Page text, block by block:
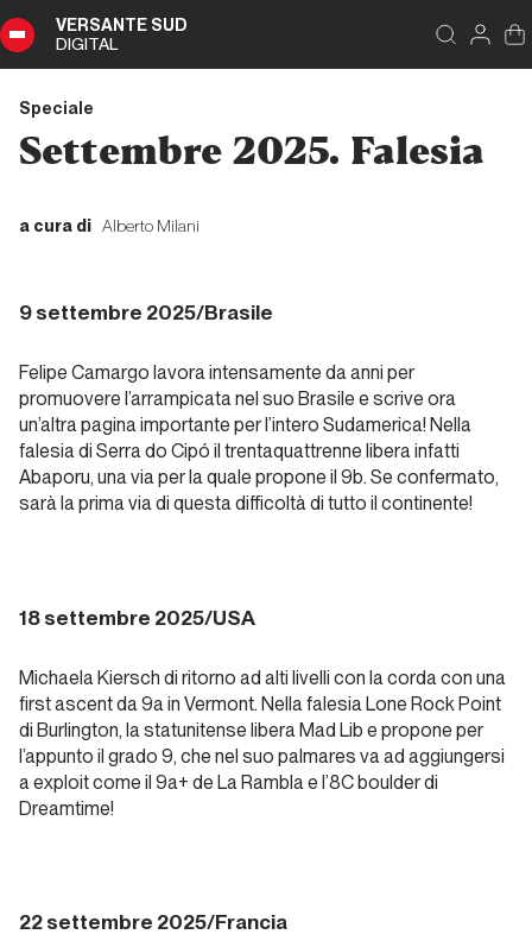
VERSANTE SUD
DIGITAL
Indice
Speciale
Editoriale
Editoriale
Novembre
Report Alpinismo e
ghiaccio
Dicembre
2024.
Alpinismo
Report Alpinismo e
ghiaccio
ghiaccio
Settembre 2025. Falesia
Speciale
a cura di Alberto Milani
9 settembre 2025/Brasile
Felipe Camargo lavora intensamente da anni per
promuovere l’arrampicata nel suo Brasile e scrive ora
un’altra pagina importante per l’intero Sudamerica! Nella
falesia di Serra do Cipó il trentaquattrenne libera infatti
Abaporu, una via per la quale propone il 9b. Se confermato,
sarà la prima via di questa difficoltà di tutto il continente!
18 settembre 2025/USA
Michaela Kiersch di ritorno ad alti livelli con la corda con una
first ascent da 9a in Vermont. Nella falesia Lone Rock Point
di Burlington, la statunitense liberaMad Lib e propone per
l’appunto il grado 9, che nel suo palmares va ad aggiungersi
a exploit come il 9a+ de La Ramblae l’8C boulder di
Dreamtime!
22 settembre 2025/Francia